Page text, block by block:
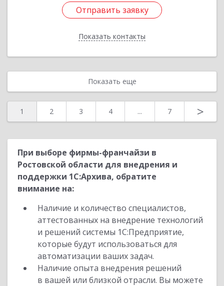
Отправить заявку
Показать контакты
Отправить заявку
Назад
Показать еще
1 2 3 4 ... 7 >
При выборе фирмы-франчайзи в
Ростовской области для внедрения и
поддержки 1С:Архива, обратите
внимание на:
Наличие и количество специалистов,
аттестованных на внедрение технологий
и решений системы 1С:Предприятие,
которые будут использоваться для
автоматизации ваших задач.
Наличие опыта внедрения решений
в вашей или близкой отрасли. Вы можете